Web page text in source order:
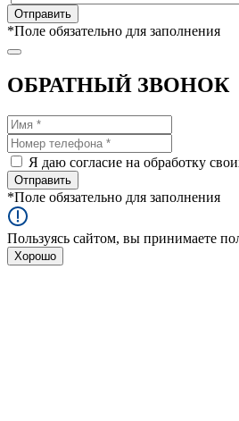
*Поле обязательно для заполнения
ОБРАТНЫЙ ЗВОНОК
Я даю согласие на обработку
*Поле обязательно для заполнения
Пользуясь сайтом, вы принимаете
Хорошо